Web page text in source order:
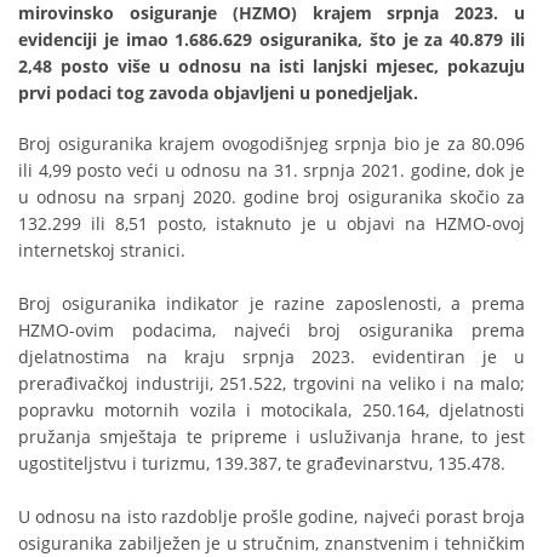
mirovinsko osiguranje (HZMO) krajem srpnja 2023. u
evidenciji je imao 1.686.629 osiguranika, što je za 40.879 ili
2,48 posto više u odnosu na isti lanjski mjesec, pokazuju
prvi podaci tog zavoda objavljeni u ponedjeljak.
Broj osiguranika krajem ovogodišnjeg srpnja bio je za 80.096
ili 4,99 posto veći u odnosu na 31. srpnja 2021. godine, dok je
u odnosu na srpanj 2020. godine broj osiguranika skočio za
132.299 ili 8,51 posto, istaknuto je u objavi na HZMO-ovoj
internetskoj stranici.
Broj osiguranika indikator je razine zaposlenosti, a prema
HZMO-ovim podacima, najveći broj osiguranika prema
djelatnostima na kraju srpnja 2023. evidentiran je u
prerađivačkoj industriji, 251.522, trgovini na veliko i na malo;
popravku motornih vozila i motocikala, 250.164, djelatnosti
pružanja smještaja te pripreme i usluživanja hrane, to jest
ugostiteljstvu i turizmu, 139.387, te građevinarstvu, 135.478.
U odnosu na isto razdoblje prošle godine, najveći porast broja
osiguranika zabilježen je u stručnim, znanstvenim i tehničkim